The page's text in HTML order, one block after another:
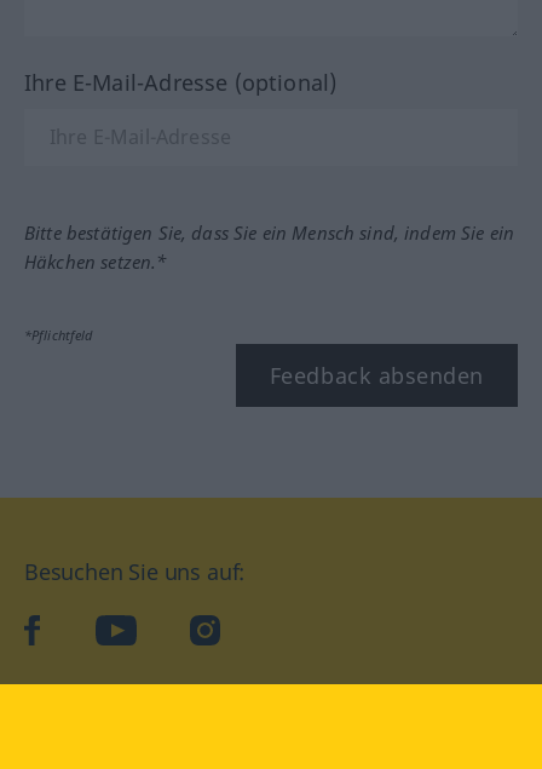
Ihre E-Mail-Adresse (optional)
Bitte bestätigen Sie, dass Sie ein Mensch sind, indem Sie ein
Häkchen setzen.*
*Pflichtfeld
Feedback absenden
Besuchen Sie uns auf:
facebookYouTube Instagram